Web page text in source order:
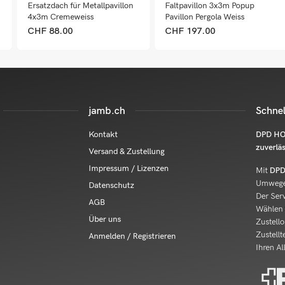
Ersatzdach für Metallpavillon
4x3m Cremeweiss
CHF88.00
Faltpavillon 3x3m Popup
Pavillon Pergola Weiss
CHF 197.00
jamb.ch
Kontakt
Versand & Zustellung
Impressum / Lizenzen
Datenschutz
AGB
Über uns
Anmelden / Registrieren
DPD
Mit
Der
Wählen
Ihren